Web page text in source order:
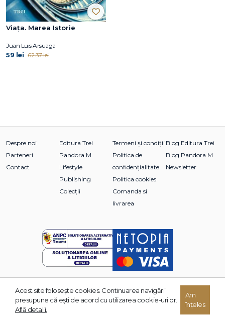
Viața. Marea Istorie
Juan Luis Arsuaga
59 lei 62.37 lei
Despre noi
Parteneri
Contact
Editura Trei
Pandora M
Lifestyle
Publishing
Colecții
Termeni și condiții
Politica de
confidențialitate
Politica cookies
Comanda si
livrarea
Blog Editura Trei
Blog Pandora M
Newsletter
© 2026 Grupul Editorial TREI. Toate drepturile rezervate.
Acest site foloseşte cookies. Continuarea navigării
presupune că eşti de acord cu utilizarea cookie-urilor.
Află detalii.
Am
înțeles